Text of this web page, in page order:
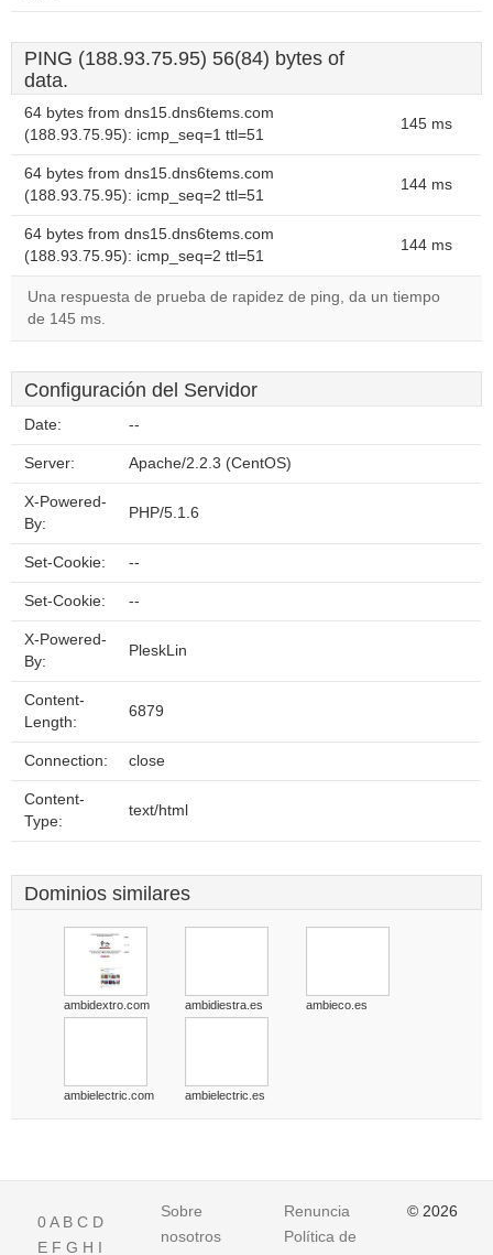
PING (188.93.75.95) 56(84) bytes of
data.
64 bytes from dns15.dns6tems.com
(188.93.75.95): icmp_seq=1 ttl=51
145 ms
64 bytes from dns15.dns6tems.com
(188.93.75.95): icmp_seq=2 ttl=51
144 ms
64 bytes from dns15.dns6tems.com
(188.93.75.95): icmp_seq=2 ttl=51
144 ms
Una respuesta de prueba de rapidez de ping, da un tiempo
de 145 ms.
Configuración del Servidor
Date: --
Server: Apache/2.2.3 (CentOS)
X-Powered-
By:
PHP/5.1.6
Set-Cookie: --
Set-Cookie: --
X-Powered-
By:
PleskLin
Content-
Length:
6879
Connection: close
Content-
Type:
text/html
Dominios similares
ambidextro.com ambidiestra.es ambieco.es
ambielectric.com ambielectric.es
0A B C D
E F G H I
Sobre
nosotros
Renuncia
Política de
© 2026